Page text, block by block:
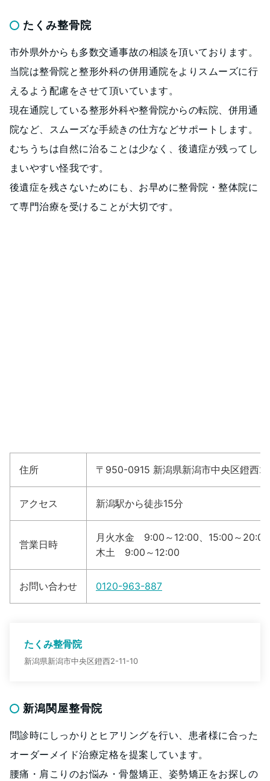
たくみ整骨院
市外県外からも多数交通事故の相談を頂いております。
当院は整骨院と整形外科の併用通院をよりスムーズに行
えるよう配慮をさせて頂いています。
現在通院している整形外科や整骨院からの転院、併用通
院など、スムーズな手続きの仕方などサポートします。
むちうちは自然に治ることは少なく、後遺症が残ってし
まいやすい怪我です。
後遺症を残さないためにも、お早めに整骨院・整体院に
て専門治療を受けることが大切です。
住所 〒950-0915 新潟県新潟市中央区鐙西2-
アクセス 新潟駅から徒歩15分
営業日時
月火水金 9:00～12:00、15:00～20:00
木土 9:00～12:00
お問い合わせ 0120-963-887
たくみ整骨院
新潟県新潟市中央区鐙西2-11-10
新潟関屋整骨院
問診時にしっかりとヒアリングを行い、患者様に合った
オーダーメイド治療定格を提案しています。
腰痛・肩こりのお悩み・骨盤矯正、姿勢矯正をお探しの